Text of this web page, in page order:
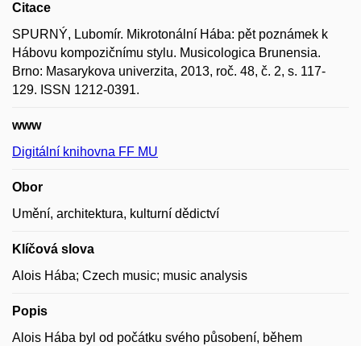
Citace
SPURNÝ, Lubomír. Mikrotonální Hába: pět poznámek k
Hábovu kompozičnímu stylu. Musicologica Brunensia.
Brno: Masarykova univerzita, 2013, roč. 48, č. 2, s. 117-
129. ISSN 1212-0391.
www
Digitální knihovna FF MU
Obor
Umění, architektura, kulturní dědictví
Klíčová slova
Alois Hába; Czech music; music analysis
Popis
Alois Hába byl od počátku svého působení, během